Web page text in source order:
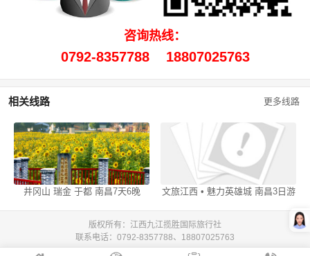
咨询热线：
0792-8357788 18807025763
更多线路
相关线路
井冈山 瑞金 于都 南昌7天6晚 文旅江西 • 魅力英雄城 南昌3日游
版权所有：江西九江揽胜国际旅行社
联系电话：0792-8357788、18807025763